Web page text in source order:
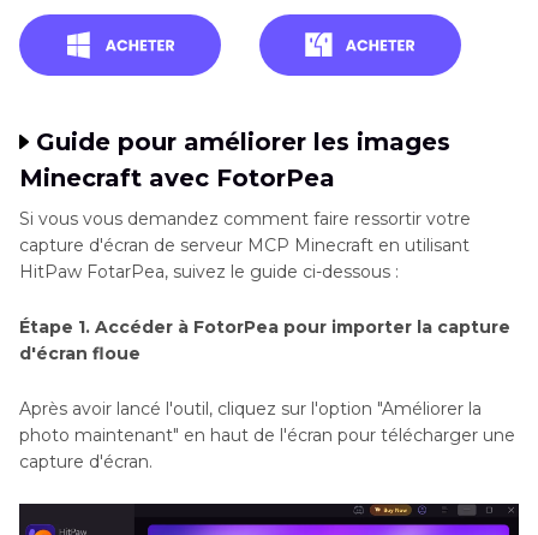
Guide pour améliorer les images
Minecraft avec FotorPea
Si vous vous demandez comment faire ressortir votre
capture d'écran de serveur MCP Minecraft en utilisant
HitPaw FotarPea, suivez le guide ci-dessous :
Étape 1. Accéder à FotorPea pour importer la capture
d'écran floue
Après avoir lancé l'outil, cliquez sur l'option "Améliorer la
photo maintenant" en haut de l'écran pour télécharger une
capture d'écran.